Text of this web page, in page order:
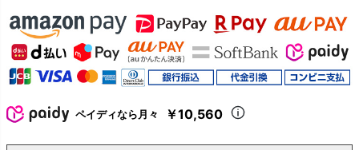
ペイディなら月々 ￥10,560